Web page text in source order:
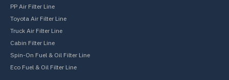
PP Air Filter Line
Toyota Air Filter Line
Truck Air Filter Line
Cabin Filter Line
Spin-On Fuel & Oil Filter Line
Eco Fuel & Oil Filter Line